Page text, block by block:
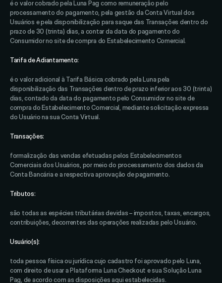
é o valor cobrado pela Luna Pag como remuneração pelo
processamento do pagamento, pela gestão da Conta Virtual dos
Usuários e pela disponibilização para saque das Transações dentro do
prazo de 30 (trinta) dias, a contar da data do pagamento do
Consumidor no site de compra do Estabelecimento Comercial.
Tarifa de Adiantamento:
é o valor adicional à Tarifa Básica cobrado pela Luna pela
disponibilização das Transações dentro de prazo inferior aos 30 (trinta)
dias, contado da data do pagamento pelo Consumidor no site de
compra do Estabelecimento Comercial, mediante solicitação expressa
do Usuário na sua Conta Virtual.
Transações:
formalização das vendas efetuadas pelos Estabelecimentos
Comerciais dos Usuários, por meio do processamento dos dados da
Conta Bancária e a respectiva aprovação de pagamento.
Tributos:
são todas as espécies tributárias devidas – impostos, taxas, encargos,
contribuições, decorrentes das operações realizadas pelo Usuário.
Usuário(s):
toda pessoa física ou jurídica cujo cadastro foi aprovado pelo Luna,
com direito de usar a Plataforma Luna Checkout e sua Solução Luna
Pag, de acordo com as disposições aqui estabelecidas.